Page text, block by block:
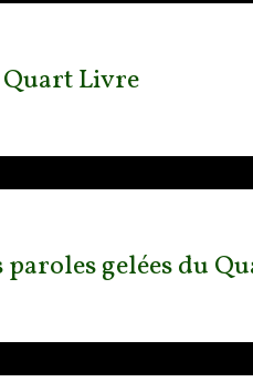
Quart Livre
gelées du